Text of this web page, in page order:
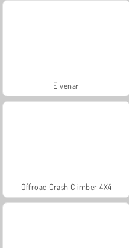
Elvenar
Offroad Crash Climber 4X4